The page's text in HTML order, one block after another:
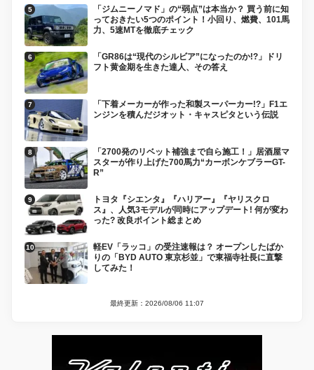
「ジムニーノマド」の“弱点”は本当か？ 買う前に知
っておきたい5つのポイント！小回り、燃費、101馬
力、5速MTを徹底チェック
「GR86は“現代のシルビア”になったのか!?」ドリ
フト黄金期を生きた達人、その答え
「下着メーカーが作った和製スーパーカー!?」F1エ
ンジンを積んだジオット・キャスピタという伝説
「2700発のリベット補強まで自ら施工！」居酒屋マ
スターが作り上げた700馬力“カーボンケブラーGT-
R”
トヨタ『シエンタ』『ハリアー』『ヤリスクロ
ス』、人気3モデルが同時にアップデート! 何が変わ
った? 改良ポイント総まとめ
軽EV「ラッコ」の受注速報は？ オープンしたばか
りの「BYD AUTO 東京杉並」で東福寺社長に直撃
してみた！
最終更新：2026/08/06 11:07